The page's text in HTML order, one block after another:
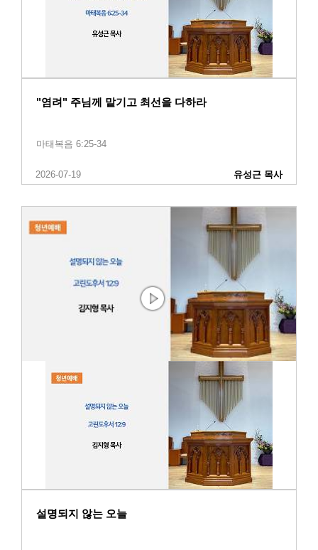
"염려" 주님께 맡기고 최선을 다하라
마태복음 6:25-34
2026-07-19 유성근 목사
설명되지 않는 오늘